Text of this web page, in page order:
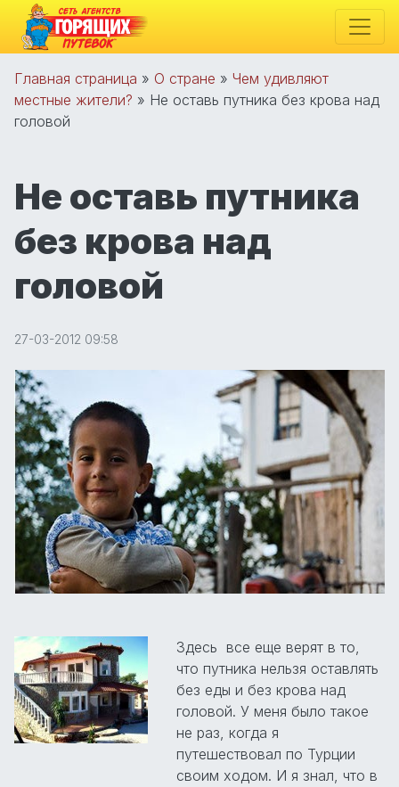
Главная страница » О стране » Чем удивляют
местные жители? » Не оставь путника без крова над
головой
Не оставь путника
без крова над
головой
27-03-2012 09:58
Здесь все еще верят в то,
что путника нельзя оставлять
без еды и без крова над
головой. У меня было такое
не раз, когда я
путешествовал по Турции
своим ходом. И я знал, что в